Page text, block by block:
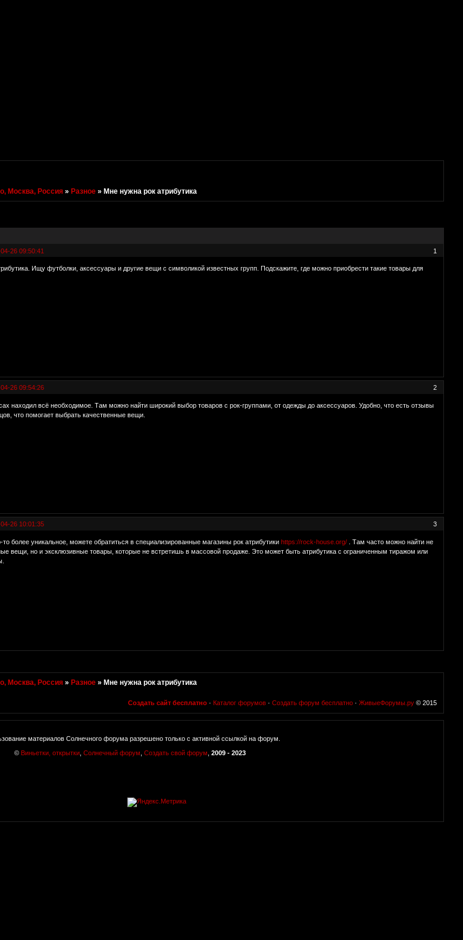
Москва, Россия »Разное »Мне нужна рок атрибутика
1
26 09:50:41
Ищу футболки, аксессуары и другие вещи с символикой известных групп. Подскажите, где можно приобрести такие товары для
2
26 09:54:26
находил всё необходимое. Там можно найти широкий выбор товаров с рок-группами, от одежды до аксессуаров. Удобно, что есть отзывы
что помогает выбрать качественные вещи.
3
26 10:01:35
то более уникальное, можете обратиться в специализированные магазины рок атрибутикиhttps://rock-house.org/ . Там часто можно найти не
вещи, но и эксклюзивные товары, которые не встретишь в массовой продаже. Это может быть атрибутика с ограниченным тиражом или
Москва, Россия » Разное » Мне нужна рок атрибутика
Создать сайт бесплатно · Каталог форумов · Создать форум бесплатно · ЖивыеФорумы.ру © 2015
материалов Солнечного форума разрешено только с активной ссылкой на форум.
© Виньетки, открытки, Солнечный форум Создать свой форум 2009 - 2023